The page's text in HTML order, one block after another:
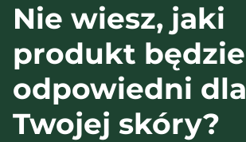
Nie wiesz, jaki
produkt będzie
odpowiedni dla
Twojej skóry?